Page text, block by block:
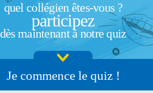
quel collégien êtes-vous ?
participez
dès maintenant à notre quiz
Je commence le quiz !